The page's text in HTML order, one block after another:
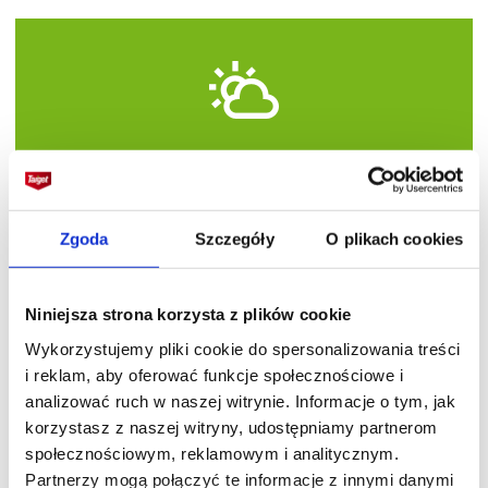
Zgoda Szczegóły O plikach cookies
Niniejsza strona korzysta z plików cookie
Wykorzystujemy pliki cookie do spersonalizowania treści
i reklam, aby oferować funkcje społecznościowe i
analizować ruch w naszej witrynie. Informacje o tym, jak
korzystasz z naszej witryny, udostępniamy partnerom
społecznościowym, reklamowym i analitycznym.
Partnerzy mogą połączyć te informacje z innymi danymi
Orzeszki sieje się od połowy marca do początku
kwietnia w chłodnej szklarni, siewki pikuje
do palet, a rośliny sadzi się na miejsca stałe
w połowie maja. Odstępy między roślinami
długotrwałą suszę.
Najczęściej występujące choroby: